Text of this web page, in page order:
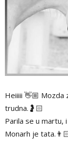
Heiiiii 👋🏼 Mozda
trudna.🤰🏻
Parila se u martu,
Monarh je